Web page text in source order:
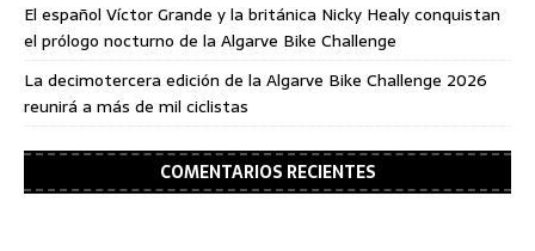
El español Víctor Grande y la británica Nicky Healy conquistan
el prólogo nocturno de la Algarve Bike Challenge
La decimotercera edición de la Algarve Bike Challenge 2026
reunirá a más de mil ciclistas
COMENTARIOS RECIENTES